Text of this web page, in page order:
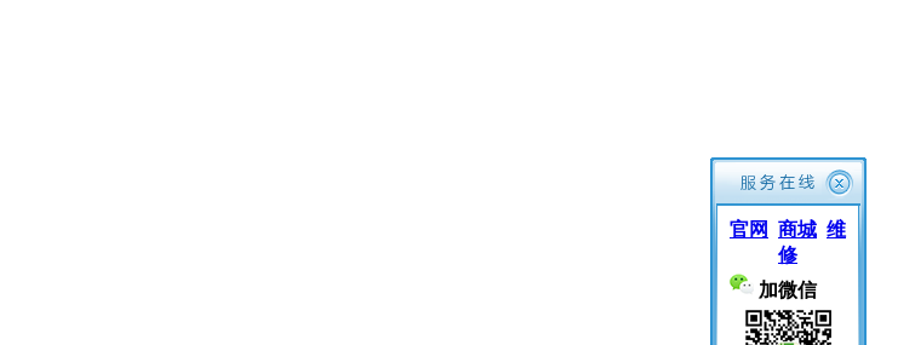
官网 商城 维
修
加微信